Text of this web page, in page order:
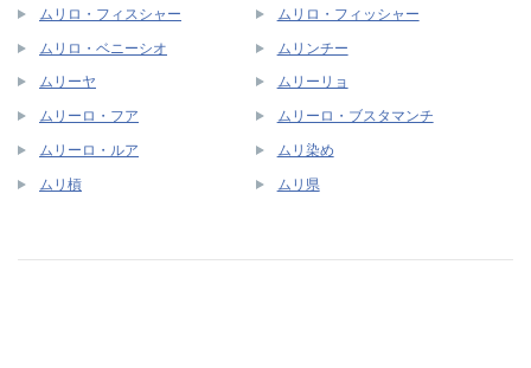
ムリロ・フィスシャー ムリロ・フィッシャー
ムリロ・ベニーシオ ムリンチー
ムリーヤ ムリーリョ
ムリーロ・フア ムリーロ・ブスタマンチ
ムリーロ・ルア ムリ染め
ムリ槓 ムリ県